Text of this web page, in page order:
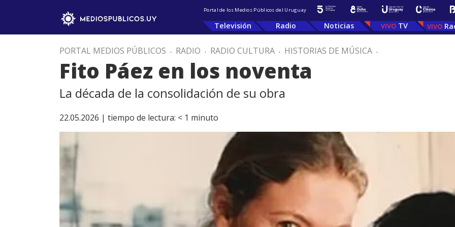
Portal de los Medios Públicos del Uruguay
Televisión Radio Noticias TV
PORTAL MEDIOS PÚBLICOS . RADIO . RADIO CULTURA . HISTORIAS DE MÚSICA .
Fito Páez en los noventa
La década de la consolidación de su obra
22.05.2026 | tiempo de lectura: < 1 minuto